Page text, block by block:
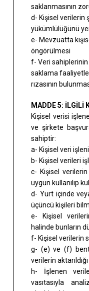
saklanmasının
d- Kişisel verilerin
yükümlülüğünü
e- Mevzuatta
öngörülmesi
f- Veri sahiplerinin
saklama
rızasının
MADDE 5: İLGİLİ
Kişisel verisi
ve şirkete
sahiptir:
a- Kişisel veri
b- Kişisel verileri
c- Kişisel verilerin
uygun kullanılıp
d- Yurt içinde
üçüncü kişileri
e- Kişisel
halinde bunların
f- Kişisel verilerin
g- (e) ve (f)
verilerin
h- İşlenen
vasıtasıyla